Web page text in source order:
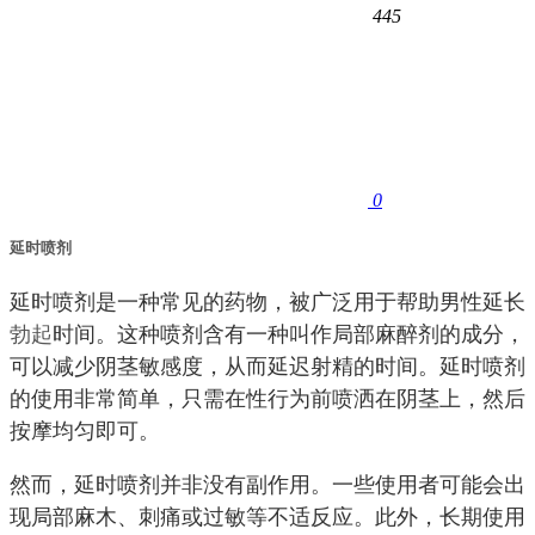
445
0
延时喷剂
延时喷剂是一种常见的药物，被广泛用于帮助男性延长
勃起时间。这种喷剂含有一种叫作局部麻醉剂的成分，
可以减少阴茎敏感度，从而延迟射精的时间。延时喷剂
的使用非常简单，只需在性行为前喷洒在阴茎上，然后
按摩均匀即可。
然而，延时喷剂并非没有副作用。一些使用者可能会出
现局部麻木、刺痛或过敏等不适反应。此外，长期使用